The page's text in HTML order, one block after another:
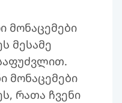
მონაცემები
მესამე
მონაცემები
რათა ჩვენი